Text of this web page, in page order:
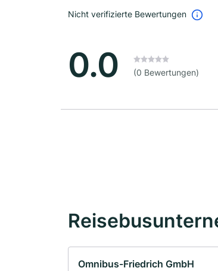
Nicht verifizierte Bewertungen
0.0 (0 Bewertungen)
Omnibus-Friedrich GmbH